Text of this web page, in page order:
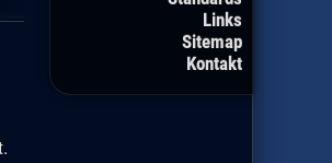
Links
Sitemap
Kontakt